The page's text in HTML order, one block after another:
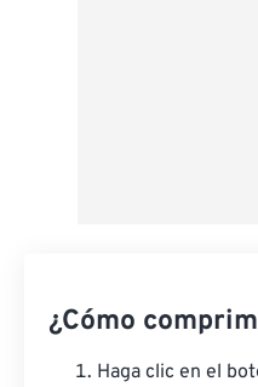
¿Cómo
Haga clic en el